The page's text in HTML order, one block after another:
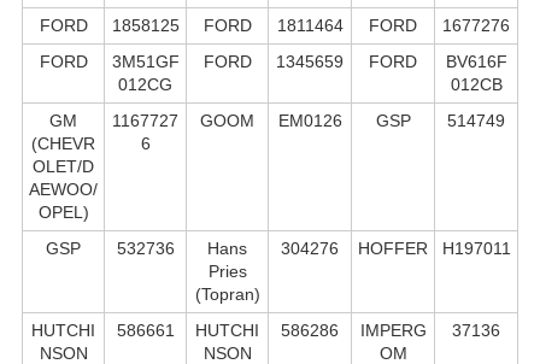
FORD
1858125 FORD 1811464 FORD
1677276
FORD
3M51GF
012CG
FORD 1345659 FORD
BV616F
012CB
GM
(CHEVR
OLET/D
AEWOO/
OPEL)
1167727
6
GOOM EM0126 GSP 514749
GSP 532736
Hans
Pries
(Topran)
304276 HOFFER H197011
HUTCHI
NSON
586661
HUTCHI
NSON
586286
IMPERG
OM
37136